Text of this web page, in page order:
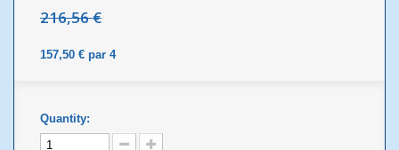
216,56 €
157,50 € par 4
Quantity: